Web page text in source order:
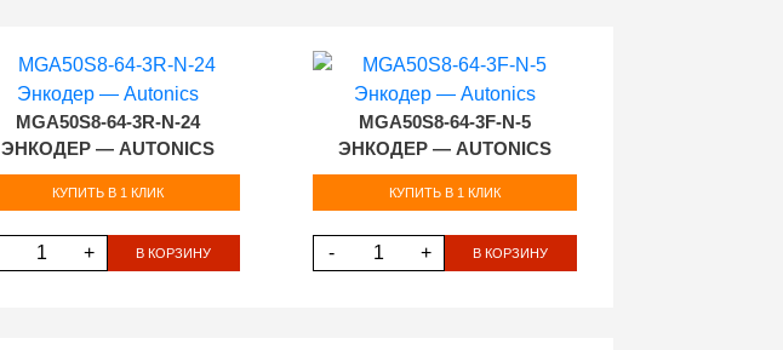
MGA50S8-64-3R-N-24
ЭНКОДЕР — AUTONICS
КУПИТЬ В 1 КЛИК
+ В КОРЗИНУ
MGA50S8-64-3F-N-5
ЭНКОДЕР — AUTONICS
КУПИТЬ В 1 КЛИК
- + В КОРЗИНУ